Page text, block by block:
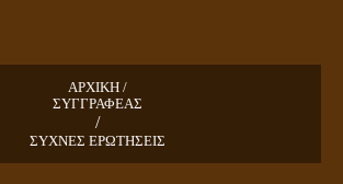
ΚΛΕΙΔΙΑ
ΑΡΧΙΚΗ /
ΣΥΓΓΡΑΦΕΑΣ
/
ΣΥΧΝΕΣ ΕΡΩΤΗΣΕΙΣ